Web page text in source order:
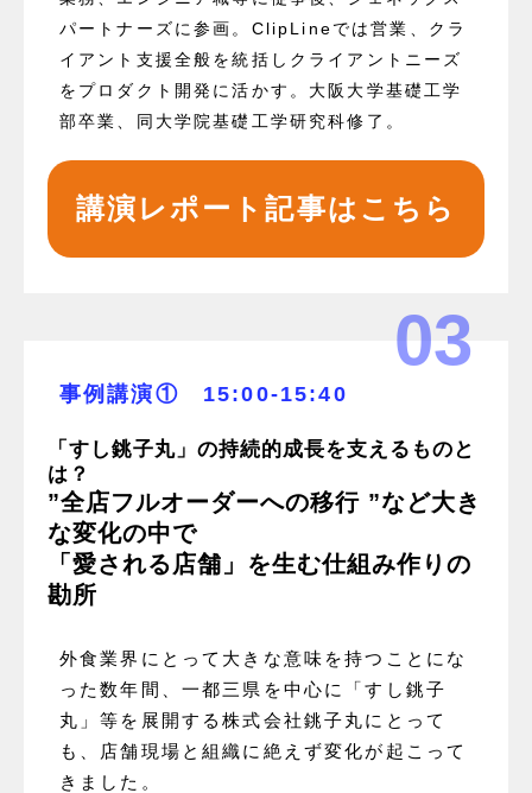
パートナーズに参画。ClipLineでは営業、クラ
イアント支援全般を統括しクライアントニーズ
をプロダクト開発に活かす。大阪大学基礎工学
部卒業、同大学院基礎工学研究科修了。
講演レポート記事はこちら
03
事例講演① 15:00-15:40
「すし銚子丸」の持続的成長を支えるものと
は？
”全店フルオーダーへの移行 ”など大き
な変化の中で
「愛される店舗」を生む仕組み作りの
勘所
外食業界にとって大きな意味を持つことにな
った数年間、一都三県を中心に「すし銚子
丸」等を展開する株式会社銚子丸にとって
も、店舗現場と組織に絶えず変化が起こって
きました。